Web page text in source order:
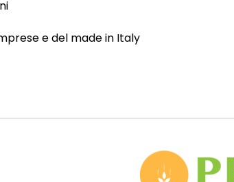
e del made in Italy